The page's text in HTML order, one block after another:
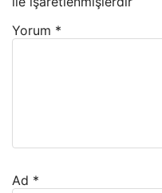
Yorum *
Ad *